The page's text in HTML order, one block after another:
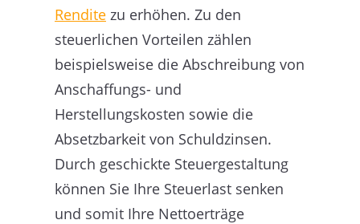
Rendite zu erhöhen. Zu den
steuerlichen Vorteilen zählen
beispielsweise die Abschreibung von
Anschaffungs- und
Herstellungskosten sowie die
Absetzbarkeit von Schuldzinsen.
Durch geschickte Steuergestaltung
können Sie Ihre Steuerlast senken
und somit Ihre Nettoerträge